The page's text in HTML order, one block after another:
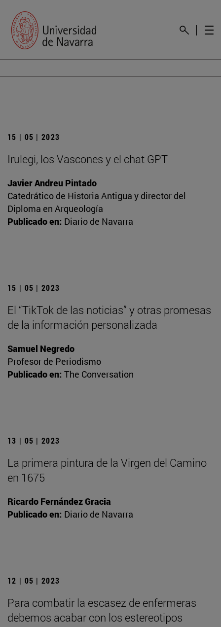
15 | 05 | 2023
Irulegi, los Vascones y el chat GPT
Javier Andreu Pintado
Catedrático de Historia Antigua y director del
Diploma en Arqueología
Publicado en: Diario de Navarra
15 | 05 | 2023
El “TikTok de las noticias” y otras promesas
de la información personalizada
Samuel Negredo
Profesor de Periodismo
Publicado en: The Conversation
13 | 05 | 2023
La primera pintura de la Virgen del Camino
en 1675
Ricardo Fernández Gracia
Publicado en: Diario de Navarra
12 | 05 | 2023
Para combatir la escasez de enfermeras
debemos acabar con los estereotipos